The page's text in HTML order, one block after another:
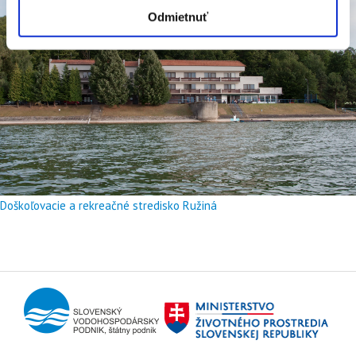
Odmietnuť
Doškoľovacie a rekreačné stredisko Ružiná